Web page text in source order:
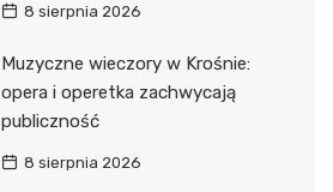
8 sierpnia 2026
Muzyczne wieczory w Krośnie:
opera i operetka zachwycają
publiczność
8 sierpnia 2026